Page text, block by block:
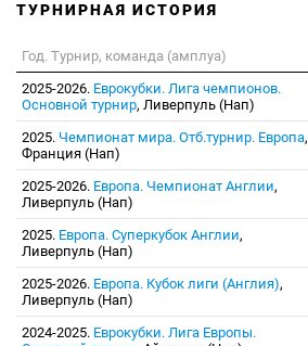
ТУРНИРНАЯ ИСТОРИЯ
Год. Турнир, команда (амплуа)
2025-2026. Еврокубки. Лига чемпионов.
Основной турнир, Ливерпуль (Нап)
2025. Чемпионат мира. Отб.турнир. Европа,
Франция (Нап)
2025-2026. Европа. Чемпионат Англии,
Ливерпуль (Нап)
2025. Европа. Суперкубок Англии,
Ливерпуль (Нап)
2025-2026. Европа. Кубок лиги (Англия),
Ливерпуль (Нап)
2024-2025. Еврокубки. Лига Европы.